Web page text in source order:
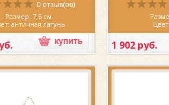
0 отзыв(ов)
Размер: 7,5 см
античная латунь
Материал: латунь
Италия
подставка для яиц,
литейного дела из латуни
золотом цвете.
гарантии надежности и
Прекрасная
мастерами
в
1 902 руб.